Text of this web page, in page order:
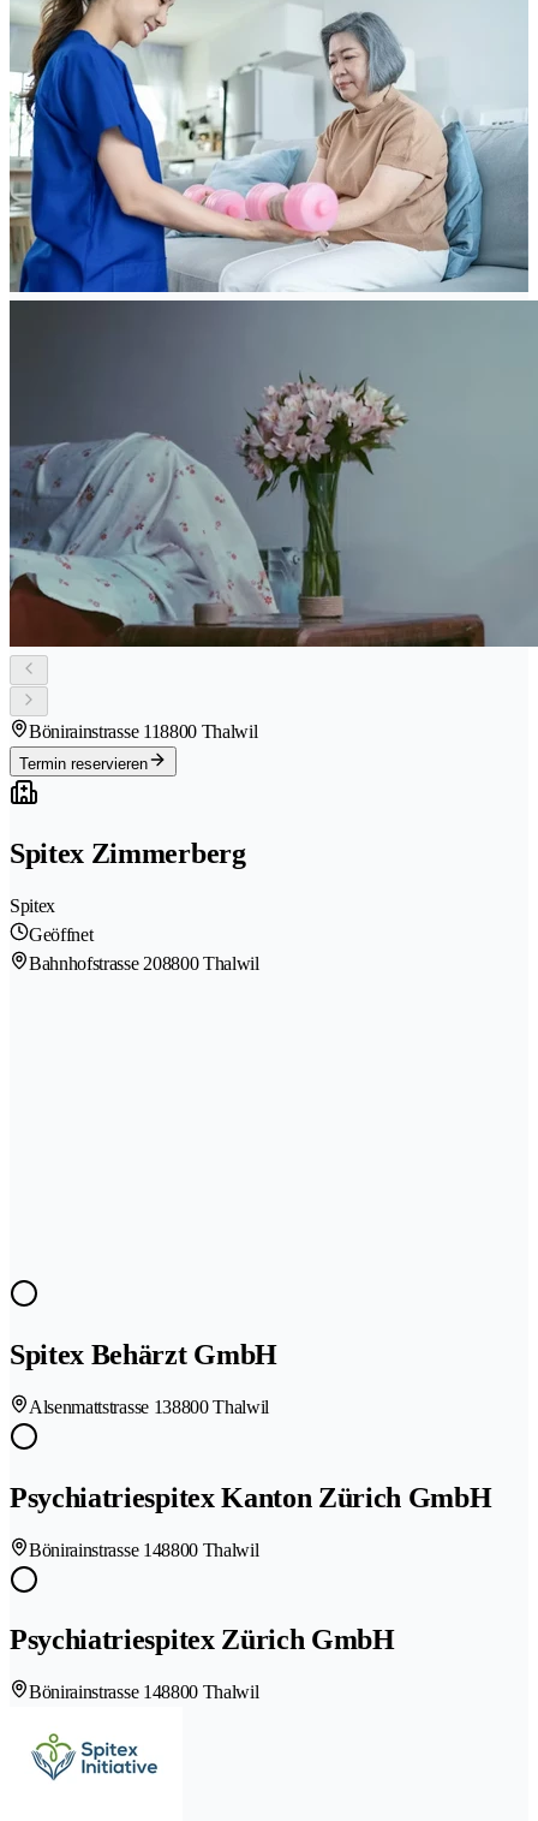
Bönirainstrasse 118800 Thalwil
Termin reservieren
Spitex Zimmerberg
Spitex
Geöffnet
Bahnhofstrasse 208800 Thalwil
Spitex Behärzt GmbH
Alsenmattstrasse 138800 Thalwil
Psychiatriespitex Kanton Zürich GmbH
Bönirainstrasse 148800 Thalwil
Psychiatriespitex Zürich GmbH
Bönirainstrasse 148800 Thalwil